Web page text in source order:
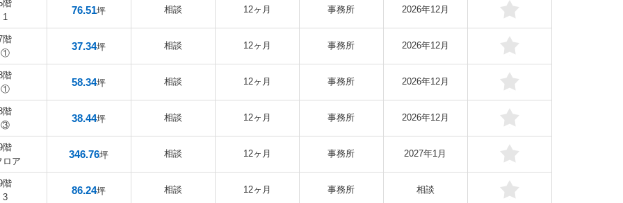
階
1
76.51坪 相談 12ヶ月 事務所 2026年12月
階
①
37.34坪 相談 12ヶ月 事務所 2026年12月
階
①
58.34坪 相談 12ヶ月 事務所 2026年12月
階
③
38.44坪 相談 12ヶ月 事務所 2026年12月
階
ロア
346.76坪 相談 12ヶ月 事務所 2027年1月
階
3
86.24坪 相談 12ヶ月 事務所 相談